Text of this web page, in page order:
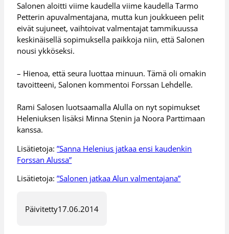
Salonen aloitti viime kaudella viime kaudella Tarmo
Petterin apuvalmentajana, mutta kun joukkueen pelit
eivät sujuneet, vaihtoivat valmentajat tammikuussa
keskinäisellä sopimuksella paikkoja niin, että Salonen
nousi ykköseksi.
– Hienoa, että seura luottaa minuun. Tämä oli omakin
tavoitteeni, Salonen kommentoi Forssan Lehdelle.
Rami Salosen luotsaamalla Alulla on nyt sopimukset
Heleniuksen lisäksi Minna Stenin ja Noora Parttimaan
kanssa.
Lisätietoja:”Sanna Helenius jatkaa ensi kaudenkin
Forssan Alussa”
Lisätietoja:”Salonen jatkaa Alun valmentajana”
Päivitetty17.06.2014